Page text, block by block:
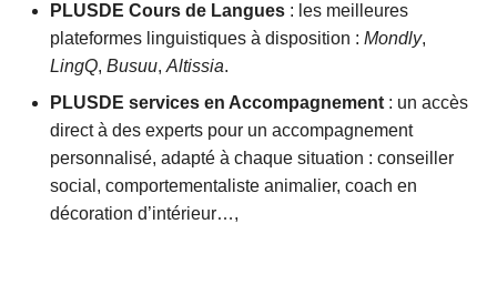
PLUSDE Cours de Langues : les meilleures
plateformes linguistiques à disposition : Mondly,
LingQ, Busuu, Altissia.
PLUSDE services en Accompagnement : un accès
direct à des experts pour un accompagnement
personnalisé, adapté à chaque situation : conseiller
social, comportementaliste animalier, coach en
décoration d’intérieur…,